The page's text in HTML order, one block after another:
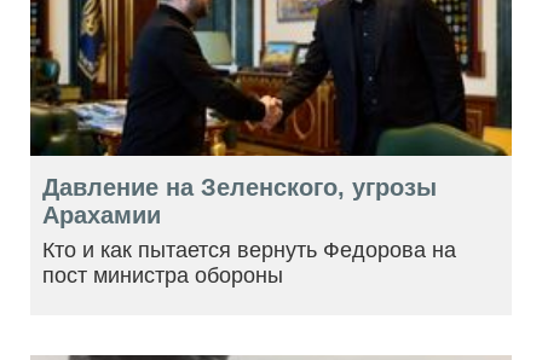
Давление на Зеленского, угрозы
Арахамии
Кто и как пытается вернуть Федорова на
пост министра обороны